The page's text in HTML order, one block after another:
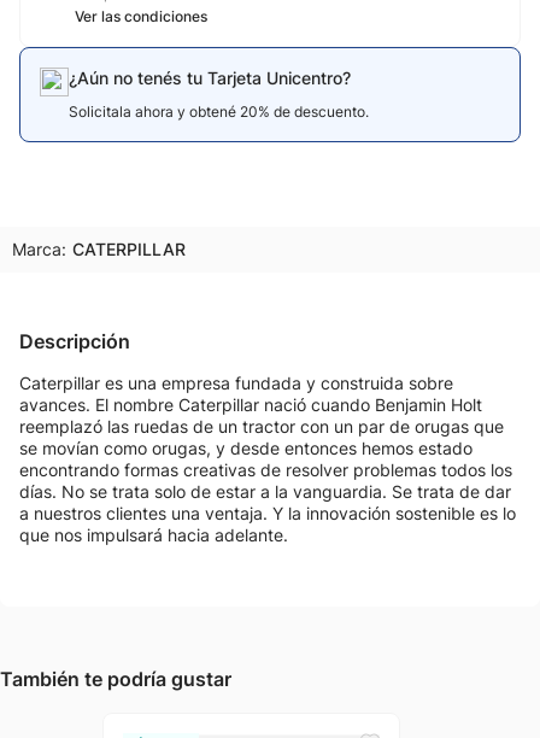
Ver las condiciones
¿Aún no tenés tu Tarjeta Unicentro?
Solicitala ahora y obtené 20% de descuento.
Marca: CATERPILLAR
Descripción
Caterpillar es una empresa fundada y construida sobre
avances. El nombre Caterpillar nació cuando Benjamin Holt
reemplazó las ruedas de un tractor con un par de orugas que
se movían como orugas, y desde entonces hemos estado
encontrando formas creativas de resolver problemas todos los
días. No se trata solo de estar a la vanguardia. Se trata de dar
a nuestros clientes una ventaja. Y la innovación sostenible es lo
que nos impulsará hacia adelante.
También te podría gustar